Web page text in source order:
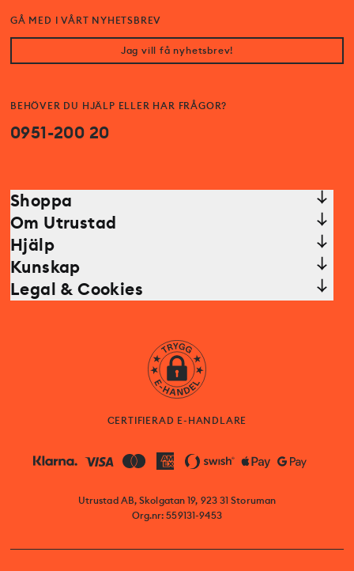
BEHÖVER DU HJÄLP ELLER HAR FRÅGOR?
0951-200 20
GÅ MED I VÅRT NYHETSBREV
Jag vill få nyhetsbrev!
Shoppa
Om Utrustad
Hjälp
Kunskap
Legal & Cookies
CERTIFIERAD E-HANDLARE
Utrustad AB, Skolgatan 19, 923 31 Storuman
Org.nr: 559131-9453